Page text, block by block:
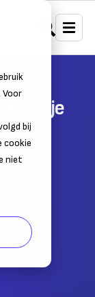
bij
cookie
niet
vrije